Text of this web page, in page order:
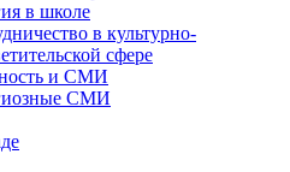
в школе
в культурно-
сфере
и СМИ
СМИ